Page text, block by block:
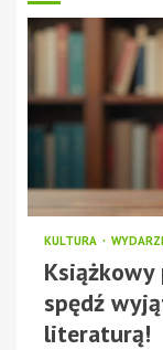
KULTURA
spędź
literaturą!